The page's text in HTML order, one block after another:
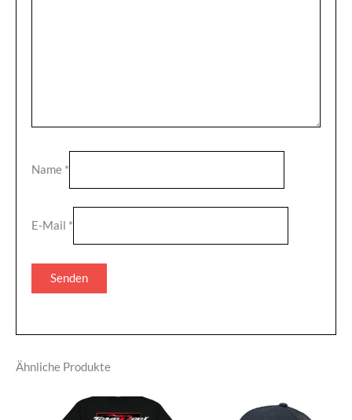
Name *
E-Mail *
Ähnliche Produkte
Dieses